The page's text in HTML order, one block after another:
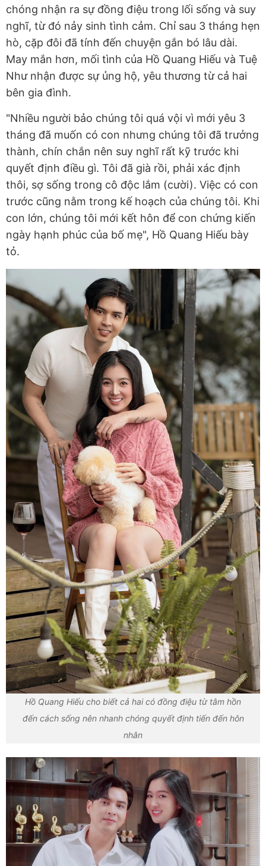
chóng nhận ra sự đồng điệu trong lối sống và suy
nghĩ, từ đó nảy sinh tình cảm. Chỉ sau 3 tháng hẹn
hò, cặp đôi đã tính đến chuyện gắn bó lâu dài.
May mắn hơn, mối tình của Hồ Quang Hiếu và Tuệ
Như nhận được sự ủng hộ, yêu thương từ cả hai
bên gia đình.
"Nhiều người bảo chúng tôi quá vội vì mới yêu 3
tháng đã muốn có con nhưng chúng tôi đã trưởng
thành, chín chắn nên suy nghĩ rất kỹ trước khi
quyết định điều gì. Tôi đã già rồi, phải xác định
thôi, sợ sống trong cô độc lắm (cười). Việc có con
trước cũng nằm trong kế hoạch của chúng tôi. Khi
con lớn, chúng tôi mới kết hôn để con chứng kiến
ngày hạnh phúc của bố mẹ", Hồ Quang Hiếu bày
tỏ.
Hồ Quang Hiếu cho biết cả hai có đồng điệu từ tâm hồn
đến cách sống nên nhanh chóng quyết định tiến đến hôn
nhân